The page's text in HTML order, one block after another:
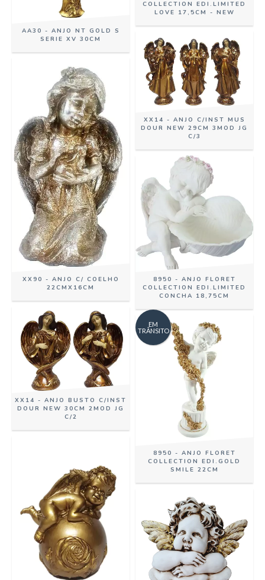
AA30 - ANJO NT GOLD S
SERIE XV 30CM
COLLECTION EDI.LIMITED
LOVE 17,5CM - NEW
XX90 - ANJO C/ COELHO
22CMX16CM
XX14 - ANJO C/INST MUS
DOUR NEW 29CM 3MOD JG
C/3
XX14 - ANJO BUSTO C/INST
DOUR NEW 30CM 2MOD JG
C/2
8950 - ANJO FLORET
COLLECTION EDI.LIMITED
CONCHA 18,75CM
EM
TRÂNSITO
8950 - ANJO FLORET
COLLECTION EDI.GOLD
SMILE 22CM